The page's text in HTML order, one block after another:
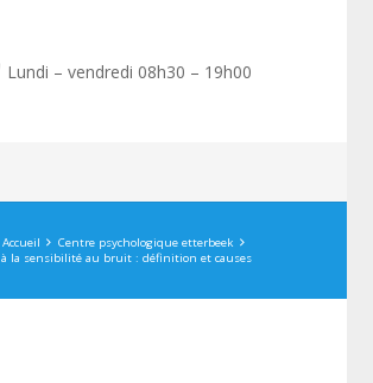
Lundi – vendredi 08h30 – 19h00
Accueil
Centre psychologique etterbeek
à la sensibilité au bruit : définition et causes